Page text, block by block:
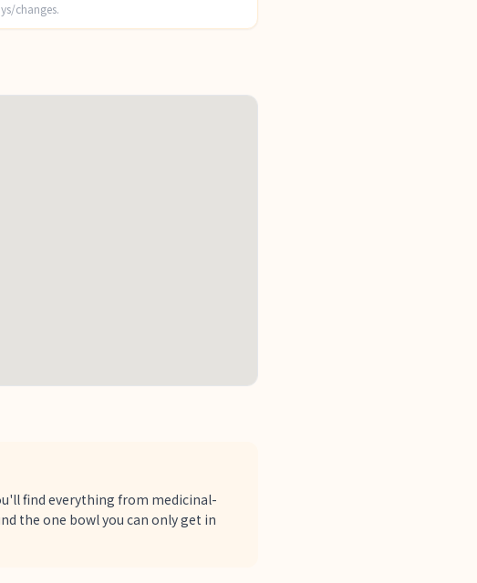
changes.
find everything from medicinal-
the one bowl you can only get in